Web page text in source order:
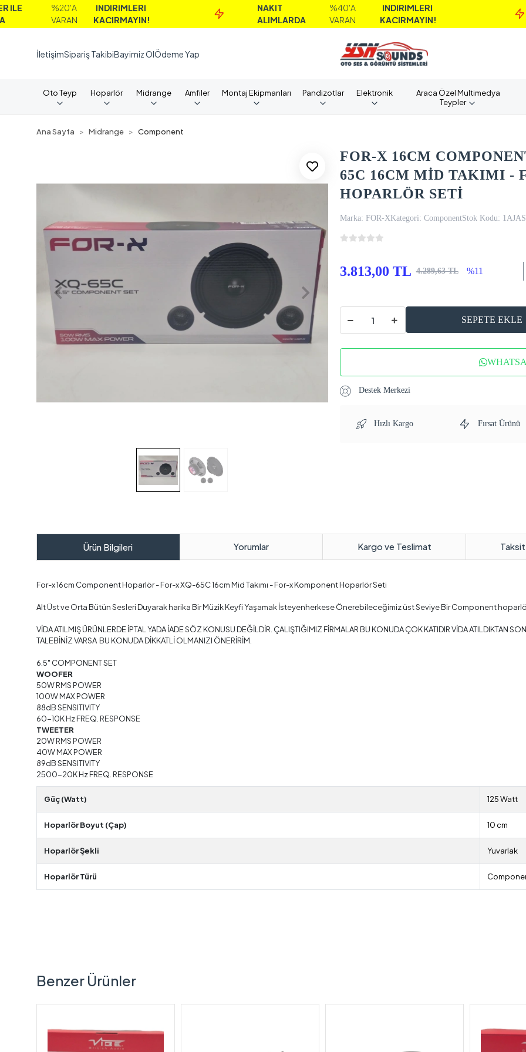
%20'A
İNDİRİMLERİ
KAÇIRMAYIN!
NAKİT
ALIMLARDA
VARAN
İNDİRİMLERİ
KAÇIRMAYIN!
İletişimSipariş TakibiBayimiz OlÖdeme Yap
Oto Teyp Hoparlör Midrange Amfiler Montaj Ekipmanları Pandizotlar Elektronik
Araca Özel Multimedya
Teypler
Ana Sayfa Midrange Component
FOR-X 16CM
65C 16CM MİD TAKIMI -
HOPARLÖR SETİ
Marka: FOR-XKategori: ComponentStok Kodu:
3.813,00 TL 4.289,63 TL %11
SEPETE EKLE
Destek Merkezi
Hızlı Kargo Fırsat Ürünü
Ürün Bilgileri Yorumlar Kargo ve Teslimat
For-x 16cm Component Hoparlör - For-x XQ-65C 16cm Mid Takımı - For-x Komponent Hoparlör Seti
Alt Üst ve Orta Bütün Sesleri Duyarak harika Bir Müzik Keyfi Yaşamak İsteyenherkese Önerebileceğimiz üst Seviye Bir Component
VİDA ATILMIŞ ÜRÜNLERDE İPTAL YADA İADE SÖZ KONUSU DEĞİLDİR. ÇALIŞTIĞIMIZ FİRMALAR BU KONUDA ÇOK KATIDIR VİDA ATILDIKTAN
TALEBİNİZ VARSA BU KONUDA DİKKATLİ OLMANIZI ÖNERİRİM.
6.5" COMPONENT SET
WOOFER
50W RMS POWER
100W MAX POWER
88dB SENSITIVITY
60-10K Hz FREQ. RESPONSE
TWEETER
20W RMS POWER
40W MAX POWER
89dB SENSITIVITY
2500-20K Hz FREQ. RESPONSE
Güç (Watt) 125 Watt
Hoparlör Boyut (Çap) 10 cm
Hoparlör Şekli Yuvarlak
Hoparlör Türü
Benzer Ürünler